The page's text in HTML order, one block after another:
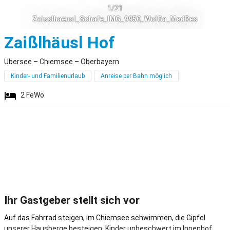
1/21
Zaisslhaeusl_Schafe_IMG_9950_WolGa_MedRes
Zaißlhäusl Hof
Übersee – Chiemsee – Oberbayern
Kinder- und Familienurlaub Anreise per Bahn möglich
2 FeWo
Ihr Gastgeber stellt sich vor
Auf das Fahrrad steigen, im Chiemsee schwimmen, die Gipfel